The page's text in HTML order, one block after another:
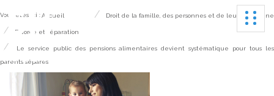
Vous êtes ici :Accueil Droit de la famille, des personnes et de leur patrimoine
Divorce et séparation
Le service public des pensions alimentaires devient systématique pour tous les
parents séparés